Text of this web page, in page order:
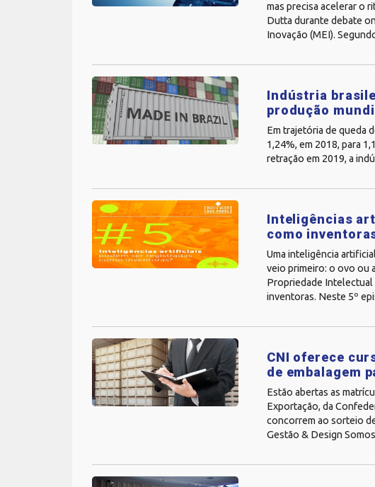
mas precisa acelerar o
Dutta durante debate
Inovação (MEI).
Indústria
produção
Em trajetória de queda
1,24%, em 2018, para
retração em 2019, a
Inteligências
como
Uma inteligência
veio primeiro: o ovo ou
Propriedade Intelectual
inventoras. Neste 5º
CNI oferece
de embalagem
Estão abertas as
Exportação, da
concorrem ao sorteio
Gestão & Design